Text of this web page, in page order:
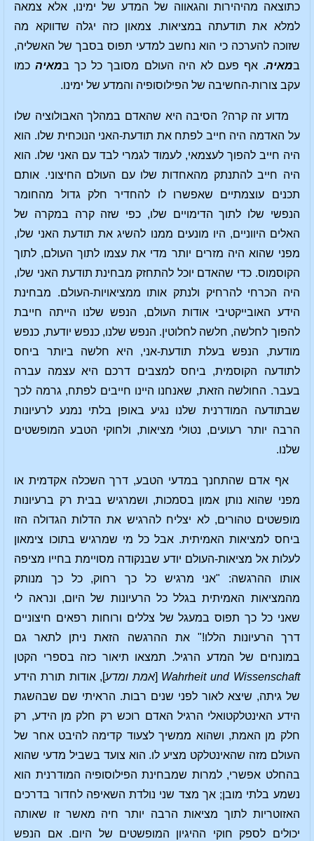
כתוצאה מהיהירות והגאווה של המדע של ימינו, אלא צמאה
למלא את תודעתה במציאות. צמאון כזה יגלה שדווקא מה
שזוכה להערכה כי הוא נחשב למדעי תפוס בסבך של האשליה,
במאיה. אף פעם לא היה העולם מסובך כל כך במאיהכמו
עקב צורות-החשיבה של הפילוסופיה והמדע של ימינו.
מדוע זה קרה? הסיבה היא שהאדם במהלך האבולוציה שלו
על האדמה היה חייב לפתח את תודעת-האני הנוכחית שלו. הוא
היה חייב להפוך לעצמאי, לעמוד לגמרי לבד עם האני שלו. הוא
היה חייב להתנתק מהאחדות שלו עם העולם החיצוני. אותם
תכנים עוצמתיים שאפשרו לו להחדיר חלק גדול מהחומר
הנפשי שלו לתוך הדימויים שלו, כפי שזה קרה במקרה של
האלים היווניים, היו מונעים ממנו להשיג את תודעת האני שלו,
מפני שהוא היה מזרים יותר מדי את עצמו לתוך העולם, לתוך
הקוסמוס. כדי שהאדם יוכל להתחזק מבחינת תודעת האני שלו,
היה הכרחי להרחיק ולנתק אותו ממציאויות-העולם. מבחינת
הידע האובייקטיבי אודות העולם, הנפש שלנו הייתה חייבת
להפוך לחלשה, חלשה לחלוטין. הנפש שלנו, כנפש יודעת, כנפש
מודעת, הנפש בעלת תודעת-אני, היא חלשה ביותר ביחס
לתודעה הקוסמית, ביחס למצבים דרכם היא עצמה עברה
בעבר. החולשה הזאת, שאנחנו היינו חייבים לפתח, גרמה לכך
שבתודעה המודרנית שלנו נגיע באופן בלתי נמנע לרעיונות
הרבה יותר רעועים, נטולי מציאות, ולחוקי הטבע המופשטים
שלנו.
אף אדם שהתחנך במדעי הטבע, דרך השכלה אקדמית או
מפני שהוא נותן אמון בסמכות, ושמרגיש בבית רק ברעיונות
מופשטים טהורים, לא יצליח להרגיש את הדלות הגדולה הזו
ביחס למציאות האמיתית. אבל כל מי שמרגיש בתוכו צימאון
לעלות אל מציאות-העולם יודע שבנקודה מסויימת בחייו מציפה
אותו ההרגשה: "אני מרגיש כל כך רחוק, כל כך מנותק
מהמציאות האמיתית בגלל כל הרעיונות של היום, ונראה לי
שאני כל כך תפוס במעגל של צללים ורוחות רפאים חיצוניים
דרך הרעיונות הללו!" את ההרגשה הזאת ניתן לתאר גם
במונחים של המדע הרגיל. תמצאו תיאור כזה בספרי הקטן
Wahrheit und Wissenschaft
[אמת ומדע], אודות תורת הידע
של גיתה, שיצא לאור לפני שנים רבות. הראיתי שם שבהשגת
הידע האינטלקטואלי הרגיל האדם רוכש רק חלק מן הידע, רק
חלק מן האמת, ושהוא ממשיך לצעוד קדימה להיבט אחר של
העולם מזה שהאינטלקט מציע לו. הוא צועד בשביל מדעי שהוא
בהחלט אפשרי, למרות שמבחינת הפילוסופיה המודרנית הוא
נשמע בלתי מובן; אך מצד שני נולדת השאיפה לחדור בדרכים
האזוטריות לתוך מציאות הרבה יותר חיה מאשר זו שאותה
יכולים לספק חוקי ההיגיון המופשטים של היום. אם הנפש